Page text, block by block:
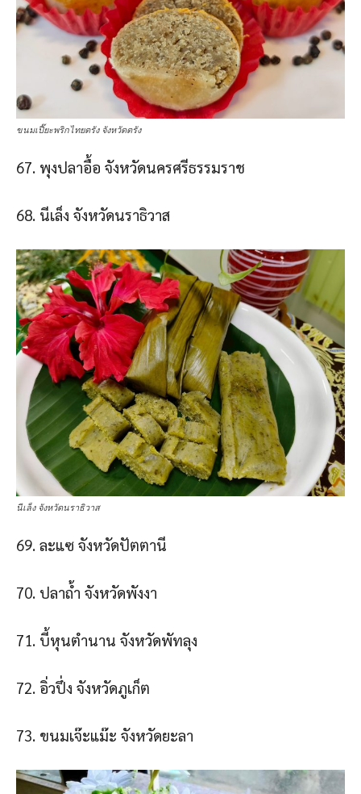
ขนมเปี๊ยะพริกไทยตรัง จังหวัดตรัง
67. พุงปลาอื้อ จังหวัดนครศรีธรรมราช
68. นีเล็ง จังหวัดนราธิวาส
นีเล็ง จังหวัดนราธิวาส
69. ละแซ จังหวัดปัตตานี
70. ปลาถ้ํา จังหวัดพังงา
71. บี้หุนตํานาน จังหวัดพัทลุง
72. อิ่วปึ่ง จังหวัดภูเก็ต
73. ขนมเจ๊ะแม๊ะ จังหวัดยะลา